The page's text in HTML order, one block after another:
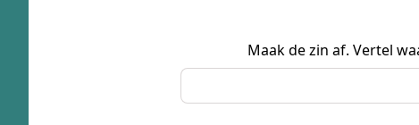
Maak de zin af. Vertel